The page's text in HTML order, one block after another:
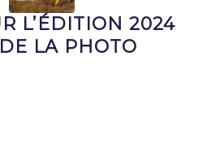
L’ÉDITION 2024
LA PHOTO